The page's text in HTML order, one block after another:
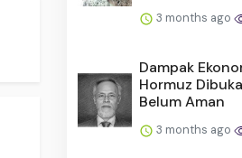
3 months ago
Dampak
Hormuz
Belum Aman
3 months ago